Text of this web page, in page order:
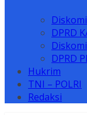
DPRD
DPRD
Hukrim
TNI – POLRI
Redaksi